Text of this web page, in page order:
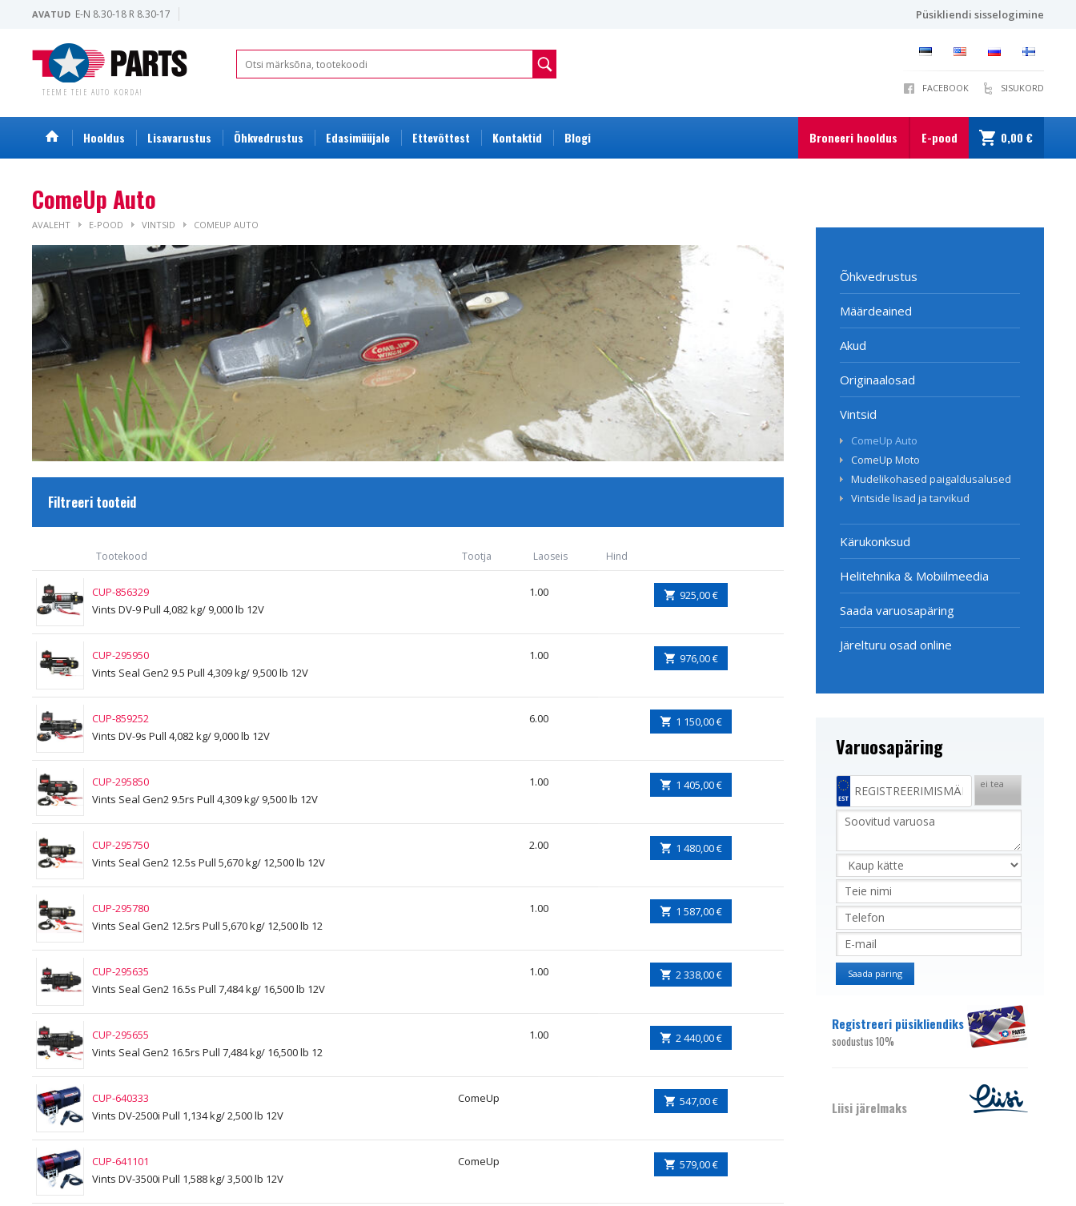
AVATUD E-N 8.30-18 R 8.30-17 Püsikliendi sisselogimine
TEEME TEIE AUTO KORDA! FACEBOOK SISUKORD
Hooldus Lisavarustus Õhkvedrustus Edasimüüjale Ettevõttest Kontaktid Blogi Broneeri hooldus E-pood 0,00 €
ComeUp Auto
AVALEHT E-POOD VINTSID COMEUP AUTO
Filtreeri tooteid
Tootekood Tootja Laoseis Hind
CUP-856329
Vints DV-9 Pull 4,082 kg/ 9,000 lb 12V
1.00 925,00 €
CUP-295950
Vints Seal Gen2 9.5 Pull 4,309 kg/ 9,500 lb 12V
1.00 976,00 €
CUP-859252
Vints DV-9s Pull 4,082 kg/ 9,000 lb 12V
6.00 1 150,00 €
CUP-295850
Vints Seal Gen2 9.5rs Pull 4,309 kg/ 9,500 lb 12V
1.00 1 405,00 €
CUP-295750
Vints Seal Gen2 12.5s Pull 5,670 kg/ 12,500 lb 12V
2.00 1 480,00 €
CUP-295780
Vints Seal Gen2 12.5rs Pull 5,670 kg/ 12,500 lb 12
1.00 1 587,00 €
CUP-295635
Vints Seal Gen2 16.5s Pull 7,484 kg/ 16,500 lb 12V
1.00 2 338,00 €
CUP-295655
Vints Seal Gen2 16.5rs Pull 7,484 kg/ 16,500 lb 12
1.00 2 440,00 €
CUP-640333
Vints DV-2500i Pull 1,134 kg/ 2,500 lb 12V
ComeUp 547,00 €
CUP-641101
Vints DV-3500i Pull 1,588 kg/ 3,500 lb 12V
ComeUp 579,00 €
Õhkvedrustus
Määrdeained
Akud
Originaalosad
Vintsid
ComeUp Auto
ComeUp Moto
Mudelikohased paigaldusalused
Vintside lisad ja tarvikud
Kärukonksud
Helitehnika & Mobiilmeedia
Saada varuosapäring
Järelturu osad online
Varuosapäring
ei tea
Registreeri püsikliendiks
soodustus 10%
Liisi järelmaks